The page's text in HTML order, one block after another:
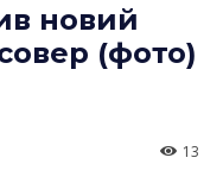
новий
(фото)
13